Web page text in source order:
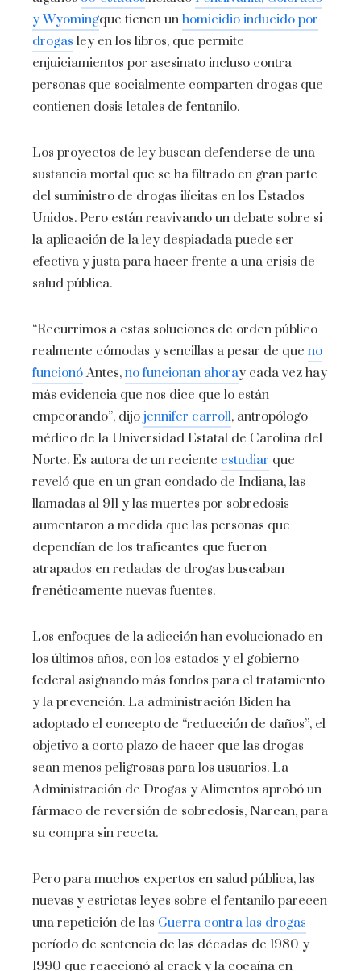
y Wyomingque tienen un homicidio inducido por
drogas ley en los libros, que permite
enjuiciamientos por asesinato incluso contra
personas que socialmente comparten drogas que
contienen dosis letales de fentanilo.
Los proyectos de ley buscan defenderse de una
sustancia mortal que se ha filtrado en gran parte
del suministro de drogas ilícitas en los Estados
Unidos. Pero están reavivando un debate sobre si
la aplicación de la ley despiadada puede ser
efectiva y justa para hacer frente a una crisis de
salud pública.
“Recurrimos a estas soluciones de orden público
realmente cómodas y sencillas a pesar de que no
funcionóAntes, no funcionan ahoray cada vez hay
más evidencia que nos dice que lo están
empeorando”, dijo jennifer carroll, antropólogo
médico de la Universidad Estatal de Carolina del
Norte. Es autora de un reciente estudiar que
reveló que en un gran condado de Indiana, las
llamadas al 911 y las muertes por sobredosis
aumentaron a medida que las personas que
dependían de los traficantes que fueron
atrapados en redadas de drogas buscaban
frenéticamente nuevas fuentes.
Los enfoques de la adicción han evolucionado en
los últimos años, con los estados y el gobierno
federal asignando más fondos para el tratamiento
y la prevención. La administración Biden ha
adoptado el concepto de “reducción de daños”, el
objetivo a corto plazo de hacer que las drogas
sean menos peligrosas para los usuarios. La
Administración de Drogas y Alimentos aprobó un
fármaco de reversión de sobredosis, Narcan, para
su compra sin receta.
Pero para muchos expertos en salud pública, las
nuevas y estrictas leyes sobre el fentanilo parecen
una repetición de las Guerra contra las drogas
período de sentencia de las décadas de 1980 y
1990 que reaccionó al crack y la cocaína en